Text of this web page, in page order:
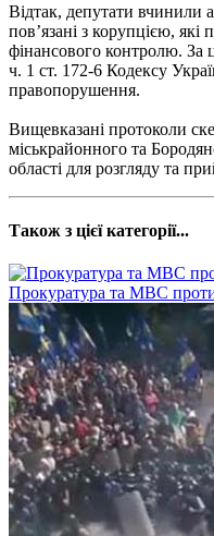
Відтак, депутати вчинили
пов’язані з корупцією,
фінансового контролю. За
ч. 1 ст. 172-6 Кодексу
правопорушення.
Вищевказані протоколи
міськрайонного та
області для розгляду та
Також з цієї категорії...
Прокуратура та МВС